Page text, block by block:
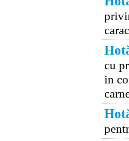
cu
in